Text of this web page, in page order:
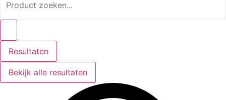
Resultaten
Bekijk alle resultaten